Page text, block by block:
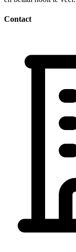
Contact